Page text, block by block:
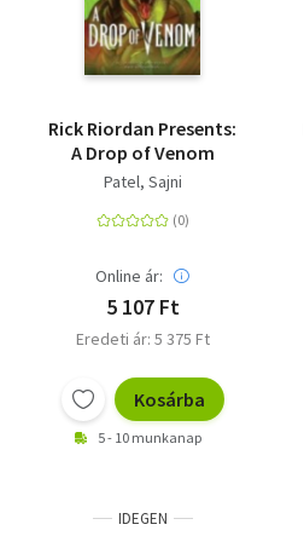
Rick Riordan Presents:
A Drop of Venom
Patel, Sajni
Online ár:
5 107 Ft
Eredeti ár: 5 375 Ft
Kosárba
5 - 10 munkanap
IDEGEN